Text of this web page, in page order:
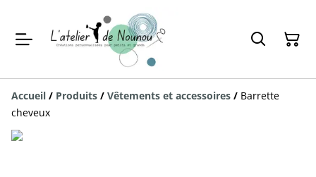
Accueil / Produits / Vêtements et accessoires / Barrette
cheveux